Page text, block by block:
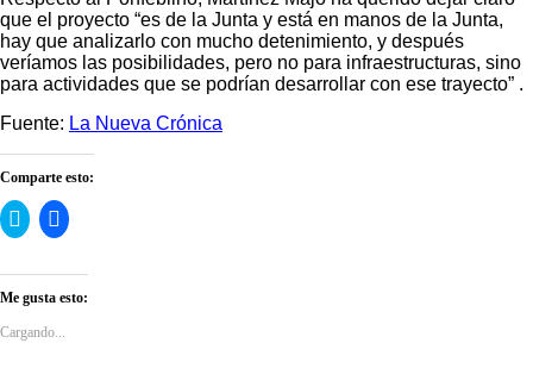
que el proyecto “es de la Junta y está en manos de la Junta,
hay que analizarlo con mucho detenimiento, y después
veríamos las posibilidades, pero no para infraestructuras, sino
para actividades que se podrían desarrollar con ese trayecto” .
Fuente: La Nueva Crónica
Comparte esto:
Haz
clic
en
Twitter
(Se
abre
en
Haz
clic
en
Facebook
(Se
en
Me gusta esto:
Cargando...